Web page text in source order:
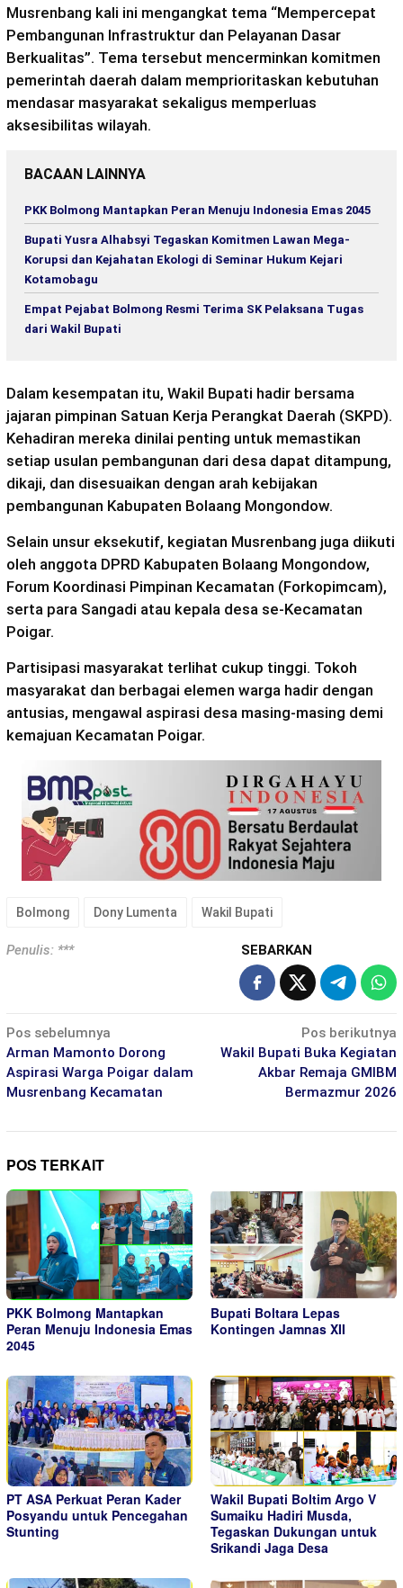
Musrenbang kali ini mengangkat tema “Mempercepat
Pembangunan Infrastruktur dan Pelayanan Dasar
Berkualitas”. Tema tersebut mencerminkan komitmen
pemerintah daerah dalam memprioritaskan kebutuhan
mendasar masyarakat sekaligus memperluas
aksesibilitas wilayah.
BACAAN LAINNYA
PKK Bolmong Mantapkan Peran Menuju Indonesia Emas 2045
Bupati Yusra Alhabsyi Tegaskan Komitmen Lawan Mega-
Korupsi dan Kejahatan Ekologi di Seminar Hukum Kejari
Kotamobagu
Empat Pejabat Bolmong Resmi Terima SK Pelaksana Tugas
dari Wakil Bupati
Dalam kesempatan itu, Wakil Bupati hadir bersama
jajaran pimpinan Satuan Kerja Perangkat Daerah (SKPD).
Kehadiran mereka dinilai penting untuk memastikan
setiap usulan pembangunan dari desa dapat ditampung,
dikaji, dan disesuaikan dengan arah kebijakan
pembangunan Kabupaten Bolaang Mongondow.
Selain unsur eksekutif, kegiatan Musrenbang juga diikuti
oleh anggota DPRD Kabupaten Bolaang Mongondow,
Forum Koordinasi Pimpinan Kecamatan (Forkopimcam),
serta para Sangadi atau kepala desa se-Kecamatan
Poigar.
Partisipasi masyarakat terlihat cukup tinggi. Tokoh
masyarakat dan berbagai elemen warga hadir dengan
antusias, mengawal aspirasi desa masing-masing demi
kemajuan Kecamatan Poigar.
Bolmong Dony Lumenta Wakil Bupati
Penulis: *** SEBARKAN
Navigasi
pos
Pos sebelumnya
Arman Mamonto Dorong
Aspirasi Warga Poigar dalam
Musrenbang Kecamatan
Pos berikutnya
Wakil Bupati Buka Kegiatan
Akbar Remaja GMIBM
Bermazmur 2026
POS TERKAIT
PKK Bolmong Mantapkan
Peran Menuju Indonesia Emas
2045
Bupati Boltara Lepas
Kontingen Jamnas XII
PT ASA Perkuat Peran Kader
Posyandu untuk Pencegahan
Stunting
Wakil Bupati Boltim Argo V
Sumaiku Hadiri Musda,
Tegaskan Dukungan untuk
Srikandi Jaga Desa